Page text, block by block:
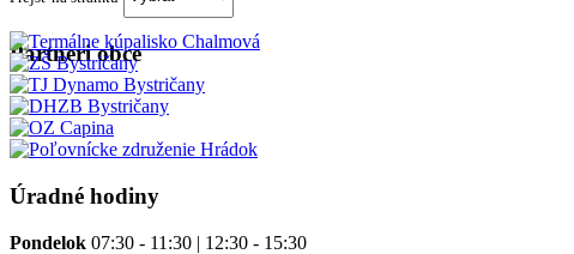
Partneri obce
Úradné hodiny
Pondelok 07:30 - 11:30 | 12:30 - 15:30